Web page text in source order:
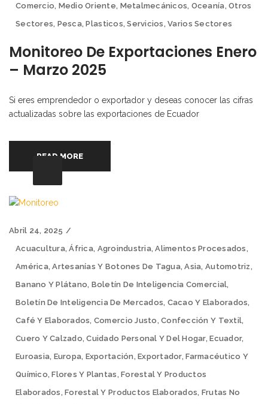
Comercio, Medio Oriente, Metalmecánicos, Oceanía,Otros
Sectores, Pesca,Plasticos,Servicios ,Varios Sectores
Monitoreo De Exportaciones Enero
– Marzo 2025
Si eres emprendedor o exportador y deseas conocer las cifras
actualizadas sobre las exportaciones de Ecuador
READ MORE
Abril 24, 2025
Acuacultura,África, Agroindustria,Alimentos Procesados ,
América,Artesanías Y Botones De Tagua,Asia,Automotriz ,
Banano Y Plátano, Boletín De Inteligencia Comercial,
Boletín De Inteligencia De Mercados, Cacao Y Elaborados,
Café Y Elaborados, Comercio Justo ,Confección Y Textil,
Cuero Y Calzado,Cuidado Personal Y Del Hogar,Ecuador,
Euroasia, Europa, Exportación ,Exportador,Farmacéutico Y
Químico,Flores Y Plantas ,Forestal Y Productos
Elaborados ,Forestal Y Productos Elaborados, Frutas No